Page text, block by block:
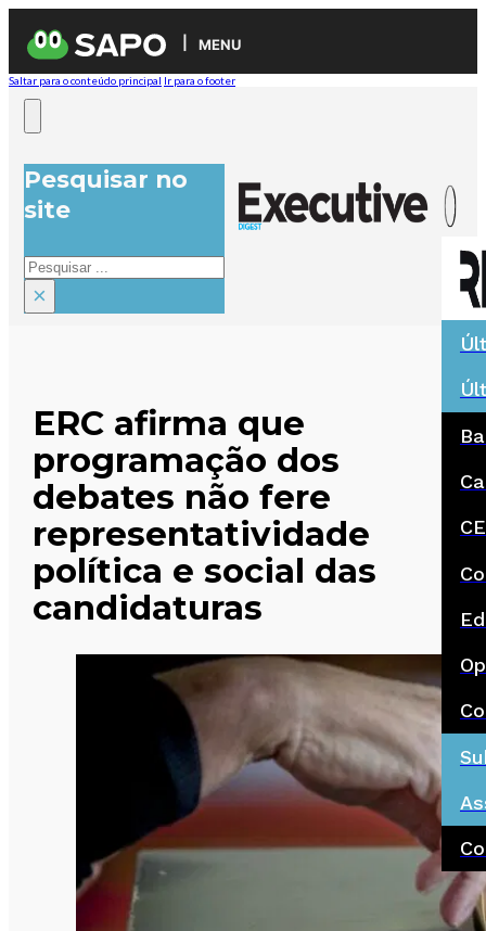
MENU
Saltar para o conteúdo principal Ir para o footer
Pesquisar no
site
Pesquisar
×
ERC afirma que
programação dos
debates não fere
representatividade
política e social das
candidaturas